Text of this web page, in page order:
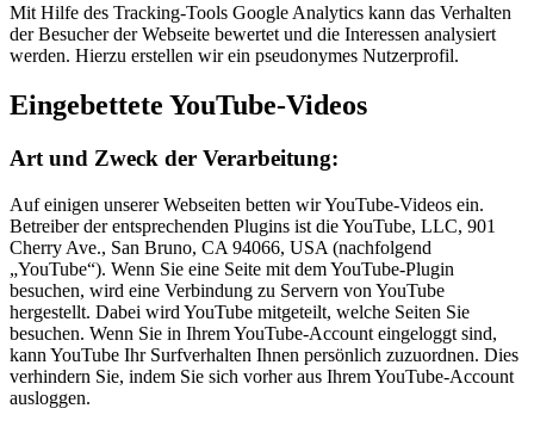
Mit Hilfe des Tracking-Tools Google Analytics kann das Verhalten
der Besucher der Webseite bewertet und die Interessen analysiert
werden. Hierzu erstellen wir ein pseudonymes Nutzerprofil.
Eingebettete YouTube-Videos
Art und Zweck der Verarbeitung:
Auf einigen unserer Webseiten betten wir YouTube-Videos ein.
Betreiber der entsprechenden Plugins ist die YouTube, LLC, 901
Cherry Ave., San Bruno, CA 94066, USA (nachfolgend
„YouTube“). Wenn Sie eine Seite mit dem YouTube-Plugin
besuchen, wird eine Verbindung zu Servern von YouTube
hergestellt. Dabei wird YouTube mitgeteilt, welche Seiten Sie
besuchen. Wenn Sie in Ihrem YouTube-Account eingeloggt sind,
kann YouTube Ihr Surfverhalten Ihnen persönlich zuzuordnen. Dies
verhindern Sie, indem Sie sich vorher aus Ihrem YouTube-Account
ausloggen.